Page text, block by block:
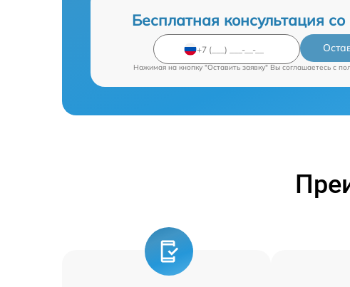
Бесплатная консультация
Нажимая на кнопку "Оставить заявку" Вы соглашаетесь c